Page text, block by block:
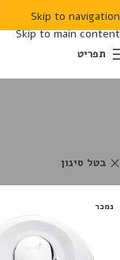
Skip to navigation
Skip to main content
תפריט
בטל סינון
נמכר